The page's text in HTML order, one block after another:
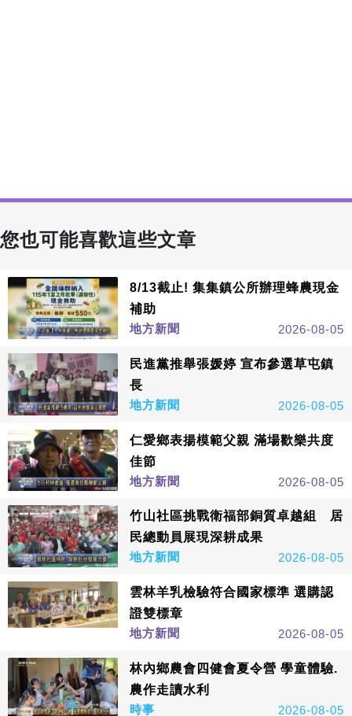
您也可能喜歡這些文章
8/13截止! 集集鎮公所辦理蜂農現金
補助
地方新聞
2026-08-05
民進黨推舉張媛婷 宣布參選草屯鎮
長
地方新聞
2026-08-05
仁愛鄉表揚模範父親 滿場歡樂共度
佳節
地方新聞
2026-08-05
竹山社區挑戰衛福部銅質卓越組 居
民總動員展現深耕成果
地方新聞
2026-08-05
雲林羊乳檢驗符合國家標準 選購認
證雙標章
地方新聞
2026-08-05
林內鄉農會四健會夏令營 學童體驗.
農作走讀水利
時事
2026-08-05